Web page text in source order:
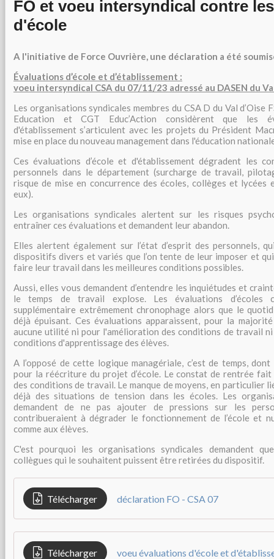
FO et voeu intersyndical contre
d'école
A l'initiative de Force Ouvrière, une déclaration a été
Évaluations d’école et d’établissement :
voeu intersyndical CSA du 07/11/23 adressé au DASEN du
Les organisations syndicales membres du CSA D du Val d’Oise
Education et CGT Educ’Action considèrent que les
d'établissement s’articulent avec les projets du Président
mise en place du nouveau management dans l'éducation
Ces évaluations d’école et d'établissement dégradent les
personnels dans le département (surcharge de travail,
risque de mise en concurrence des écoles, collèges et lycées
eux).
Les organisations syndicales alertent sur les risques
entraîner ces évaluations et demandent leur abandon.
Elles alertent également sur l’état d’esprit des personnels,
dispositifs divers et variés que l’on tente de leur imposer et
faire leur travail dans les meilleures conditions possibles.
Aussi, elles vous demandent d’entendre les inquiétudes et
le temps de travail explose. Les évaluations d’écoles
supplémentaire extrêmement chronophage alors que le
déjà épuisant. Ces évaluations apparaissent, pour la
aucune utilité ni pour l'amélioration des conditions de travail
conditions d'apprentissage des élèves.
A l’opposé de cette logique managériale, c’est de temps,
pour la réécriture du projet d’école. Le constat de rentrée fait
des conditions de travail. Le manque de moyens, en particulier
déjà des situations de tension dans les écoles. Les
demandent de ne pas ajouter de pressions sur les
contribueraient à dégrader le fonctionnement de l’école et
comme aux élèves.
C'est pourquoi les organisations syndicales demandent
collègues qui le souhaitent puissent être retirées du dispositif.
Télécharger déclaration FO - CSA 07
Télécharger voeu évaluations d'école et